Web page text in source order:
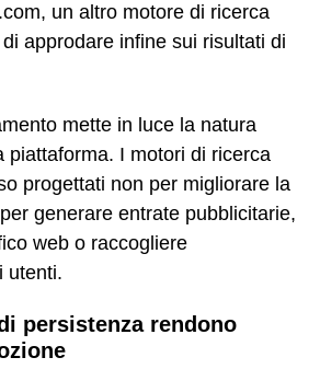
un altro motore di ricerca
approdare infine sui risultati di
mette in luce la natura
piattaforma. I motori di ricerca
progettati non per migliorare la
generare entrate pubblicitarie,
web o raccogliere
utenti.
persistenza rendono